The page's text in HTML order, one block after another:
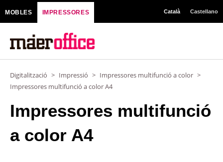
al
contingut
MOBLES IMPRESSORES Català Castellano
Digitalització > Impressió > Impressores multifunció a color >
Impressores multifunció a color A4
Impressores multifunció
a color A4